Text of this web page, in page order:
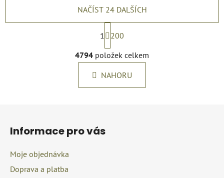
v
l
á
d
NAČÍST 24 DALŠÍCH
S
t
á
n
k
1
200
4794 položek celkem
NAHORU
Informace pro vás
Moje objednávka
Doprava a platba